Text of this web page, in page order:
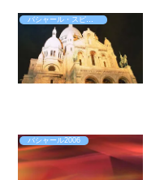
バシャール2006